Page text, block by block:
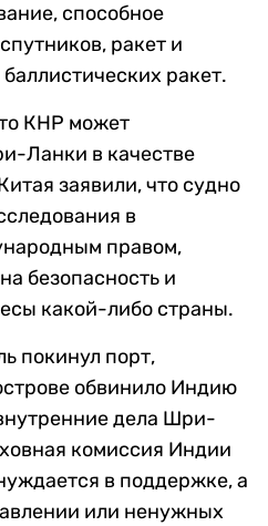
способное
ракет и
ракет.
КНР может
Ланки в качестве
заявили, что судно
в
правом,
безопасность и
какой-либо страны.
покинул порт,
обвинило Индию
дела Шри-
комиссия Индии
в поддержке, а
или ненужных